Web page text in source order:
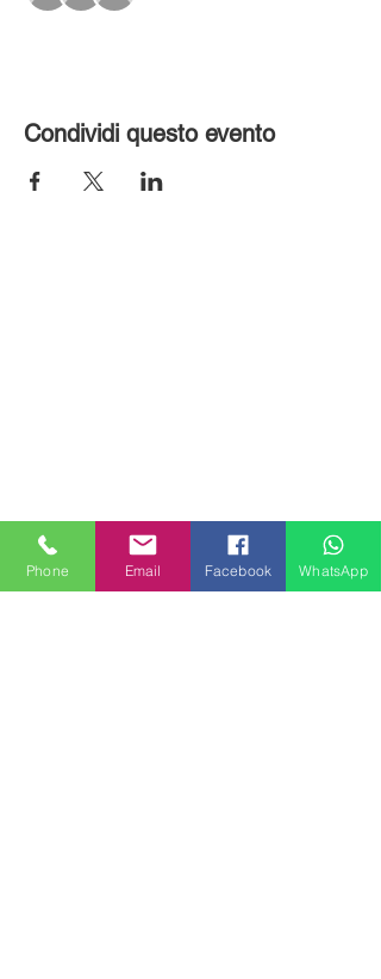
Condividi questo evento
MILANHOUSES
Phone Email Facebook WhatsApp